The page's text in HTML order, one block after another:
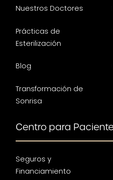
Nuestros Doctores
Prácticas de
Esterilización
Blog
Transformación de
Sonrisa
Centro para
Seguros y
Financiamiento